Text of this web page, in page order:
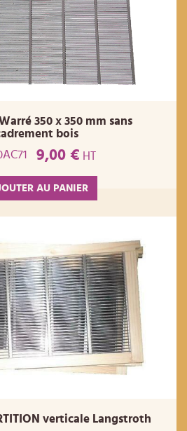
350 x 350 mm sans
bois
9,00 € HT
AU PANIER
verticale Langstroth